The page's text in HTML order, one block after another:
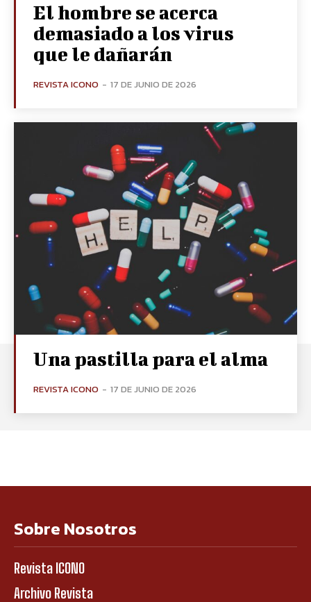
El hombre se acerca
demasiado a los virus
que le dañarán
REVISTA ICONO - 17 DE JUNIO DE 2026
Una pastilla para el alma
REVISTA ICONO - 17 DE JUNIO DE 2026
Sobre Nosotros
Revista ICONO
Archivo Revista